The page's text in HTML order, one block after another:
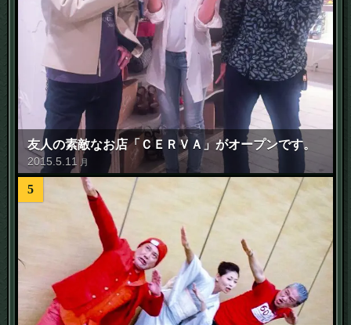
友人の素敵なお店「ＣＥＲＶＡ」がオープンです。
2015 5 11 月
5